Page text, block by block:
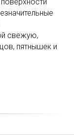
свежую,
пятнышек и